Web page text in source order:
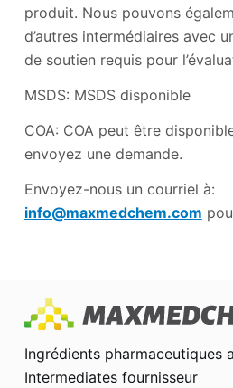
produit. Nous pouvons
d’autres intermédiaires avec
de soutien requis pour
MSDS: MSDS disponible
COA: COA peut être
envoyez une demande.
Envoyez-nous un courriel à:
info@maxmedchem.com
Ingrédients pharmaceutiques
Intermediates fournisseur